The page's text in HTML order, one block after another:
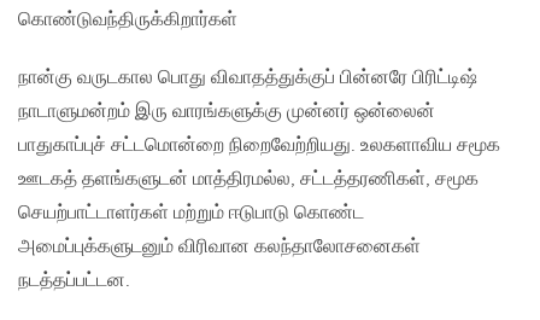
கொண்டுவந்திருக்கிறார்கள்
நான்கு வருடகால பொது விவாதத்துக்குப் பின்னரே பிரிட்டிஷ்
நாடாளுமன்றம் இரு வாரங்களுக்கு முன்னர் ஒன்லைன்
பாதுகாப்புச் சட்டமொன்றை நிறைவேற்றியது. உலகளாவிய சமூக
ஊடகத் தளங்களுடன் மாத்திரமல்ல, சட்டத்தரணிகள், சமூக
செயற்பாட்டாளர்கள் மற்றும் ஈடுபாடு கொண்ட
அமைப்புக்களுடனும் விரிவான கலந்தாலோசனைகள்
நடத்தப்பட்டன.